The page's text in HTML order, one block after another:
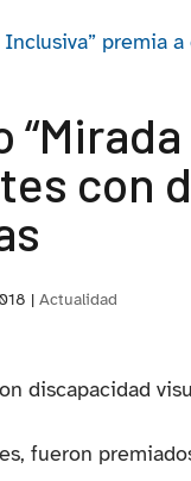
con
|Actualidad
discapacidad
fueron